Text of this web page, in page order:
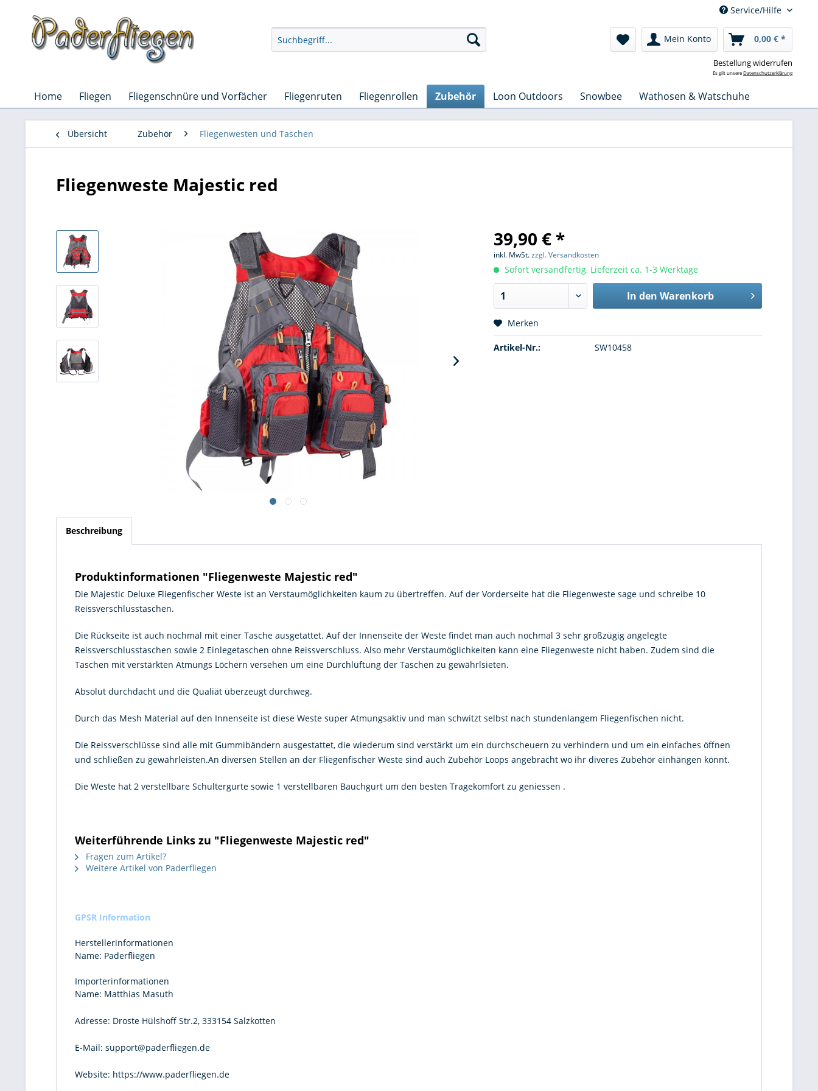
Service/Hilfe
Mein Konto 0,00 € *
Bestellung widerrufen
Es gilt unsereDatenschutzerklärung
Home Fliegen Fliegenschnüre und Vorfächer Fliegenruten Fliegenrollen Zubehör Loon Outdoors Snowbee Wathosen & Watschuhe
Übersicht Zubehör Fliegenwesten und Taschen
Fliegenweste Majestic red
39,90 € *
inkl. MwSt.zzgl. Versandkosten
Sofort versandfertig, Lieferzeit ca. 1-3 Werktage
In den Warenkorb
Merken
Artikel-Nr.: SW10458
Beschreibung
Produktinformationen "Fliegenweste Majestic red"
Die Majestic Deluxe Fliegenfischer Weste ist an Verstaumöglichkeiten kaum zu übertreffen. Auf der Vorderseite hat die Fliegenweste sage und schreibe 10
Reissverschlusstaschen.
Die Rückseite ist auch nochmal mit einer Tasche ausgetattet. Auf der Innenseite der Weste findet man auch nochmal 3 sehr großzügig angelegte
Reissverschlusstaschen sowie 2 Einlegetaschen ohne Reissverschluss. Also mehr Verstaumöglichkeiten kann eine Fliegenweste nicht haben. Zudem sind die
Taschen mit verstärkten Atmungs Löchern versehen um eine Durchlüftung der Taschen zu gewährlsieten.
Absolut durchdacht und die Qualiät überzeugt durchweg.
Durch das Mesh Material auf den Innenseite ist diese Weste super Atmungsaktiv und man schwitzt selbst nach stundenlangem Fliegenfischen nicht.
Die Reissverschlüsse sind alle mit Gummibändern ausgestattet, die wiederum sind verstärkt um ein durchscheuern zu verhindern und um ein einfaches öffnen
und schließen zu gewährleisten.An diversen Stellen an der Fliegenfischer Weste sind auch Zubehör Loops angebracht wo ihr diveres Zubehör einhängen könnt.
Die Weste hat 2 verstellbare Schultergurte sowie 1 verstellbaren Bauchgurt um den besten Tragekomfort zu geniessen .
Weiterführende Links zu "Fliegenweste Majestic red"
Fragen zum Artikel?
Weitere Artikel von Paderfliegen
GPSR Information
Herstellerinformationen
Name: Paderfliegen
Importerinformationen
Name: Matthias Masuth
Adresse: Droste Hülshoff Str.2, 333154 Salzkotten
E-Mail: support@paderfliegen.de
Website: https://www.paderfliegen.de